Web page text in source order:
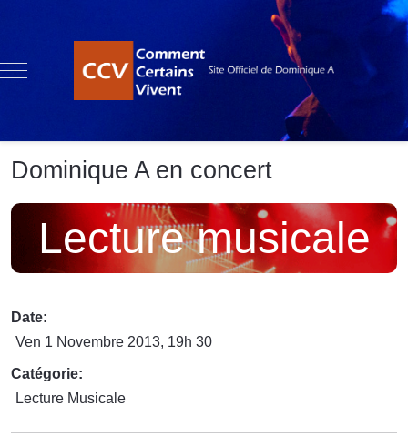
Mobile Menu Toggle
Dominique A en concert
Lecture musicale
Date:
Ven 1 Novembre 2013, 19h 30
Catégorie:
Lecture Musicale